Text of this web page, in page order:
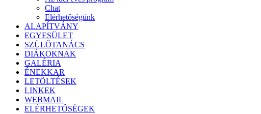
Chat
Elérhetőségünk
ALAPÍTVÁNY
EGYESÜLET
SZÜLŐTANÁCS
DIÁKOKNAK
GALÉRIA
ÉNEKKAR
LETÖLTÉSEK
LINKEK
WEBMAIL
ELÉRHETŐSÉGEK